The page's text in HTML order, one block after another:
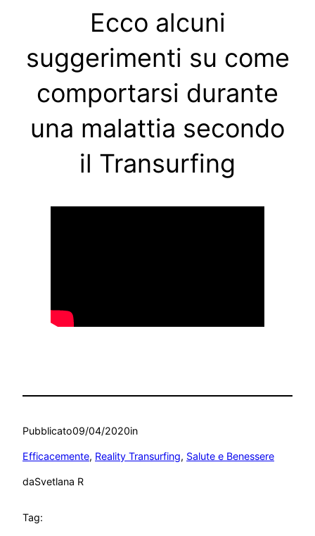
Ecco alcuni
suggerimenti su come
comportarsi durante
una malattia secondo
il Transurfing
Pubblicato09/04/2020in
Efficacemente, Reality Transurfing, Salute e Benessere
daSvetlana R
Tag: